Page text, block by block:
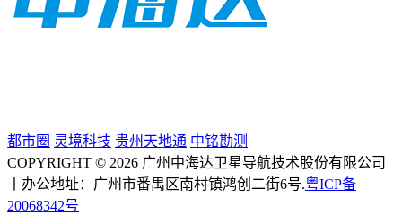
都市圈 灵境科技 贵州天地通 中铭勘测
COPYRIGHT © 2026 广州中海达卫星导航技术股份有限公司
丨办公地址：广州市番禺区南村镇鸿创二街6号.粤ICP备
20068342号